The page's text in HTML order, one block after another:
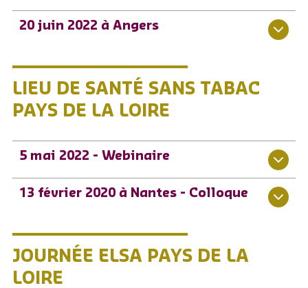
20 juin 2022 à Angers
LIEU DE SANTÉ SANS TABAC
PAYS DE LA LOIRE
5 mai 2022 - Webinaire
13 février 2020 à Nantes - Colloque
JOURNÉE ELSA PAYS DE LA
LOIRE